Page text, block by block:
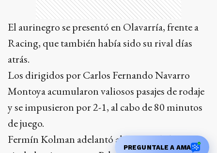
Los dirigidos por Carlos Fernando Navarro
Montoya acumularon valiosos pasajes de rodaje
y se impusieron por 2-1, al cabo de 80 minutos
de juego.
Fermín Kolman adelantó al equipo de la vecina
ciudad, mientras que Pehuén Valenzuela y
Tomás D’Angelo lo hicieron para los
tandilenses.
Las acciones fueron en el campo de juego del
PREGUNTALE A AMA